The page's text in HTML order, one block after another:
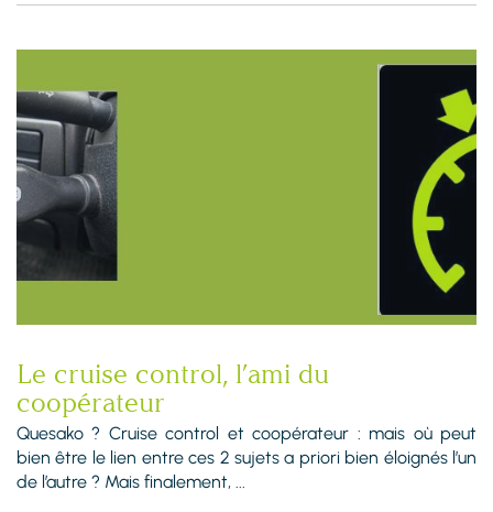
Le cruise control, l’ami du
coopérateur
Quesako ? Cruise control et coopérateur : mais où peut
bien être le lien entre ces 2 sujets a priori bien éloignés l’un
de l’autre ? Mais finalement, ...